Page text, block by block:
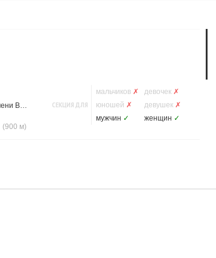
Метростроителей имени Ващенко
(900 м)
СЕКЦИЯ ДЛЯ
мальчиков ✗ девочек ✗
юношей ✗ девушек ✗
мужчин ✓ женщин ✓